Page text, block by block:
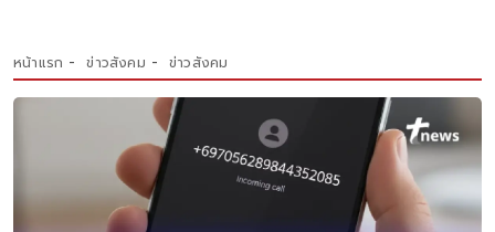
หน้าแรก ข่าวสังคม ข่าวสังคม